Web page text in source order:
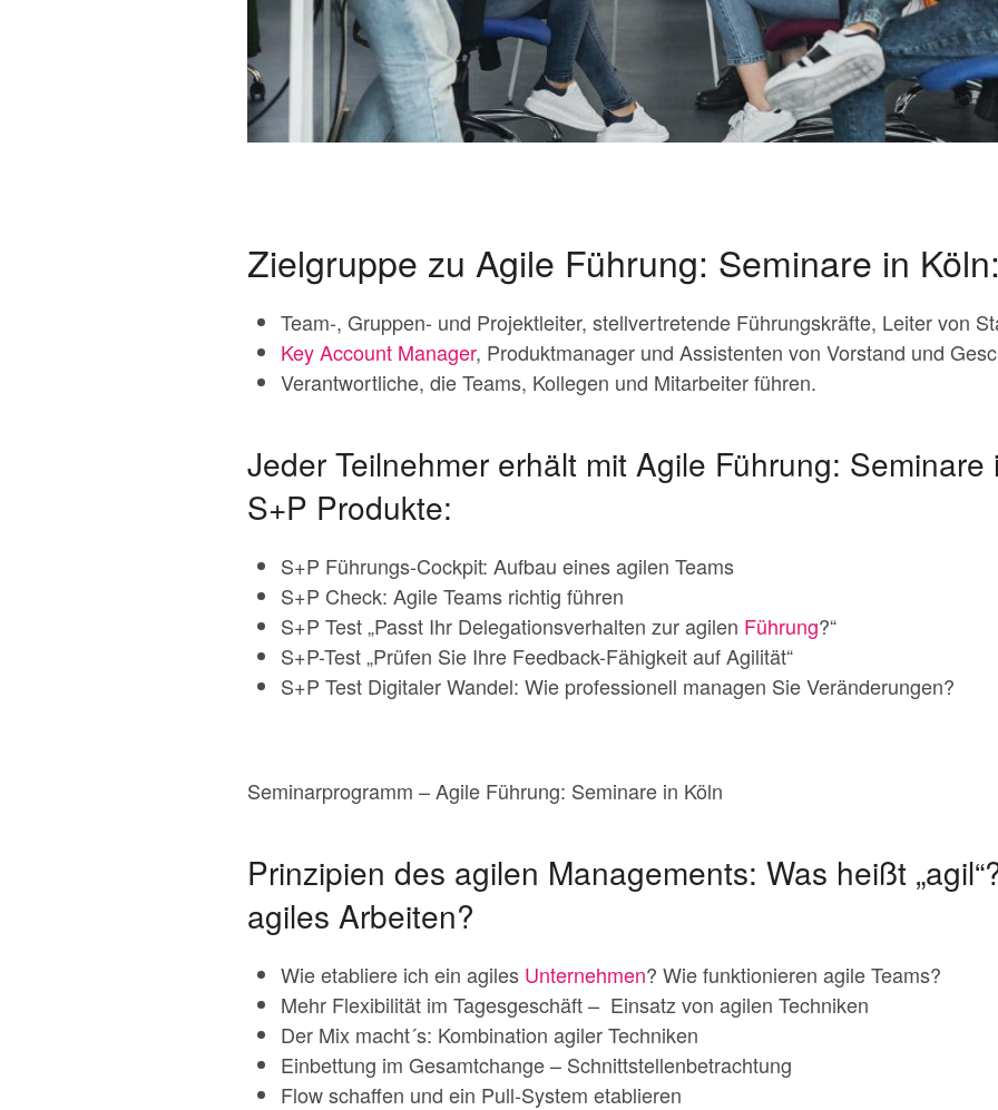
Zielgruppe zu Agile Führung: Seminare in
Team-, Gruppen- und Projektleiter, stellvertretende Führungskräfte, Leiter von
Key Account Manager, Produktmanager und Assistenten von Vorstand und
Verantwortliche, die Teams, Kollegen und Mitarbeiter führen.
Jeder Teilnehmer erhält mit Agile Führung:
S+P Produkte:
S+P Führungs-Cockpit: Aufbau eines agilen Teams
S+P Check: Agile Teams richtig führen
S+P Test „Passt Ihr Delegationsverhalten zur agilen Führung?“
S+P-Test „Prüfen Sie Ihre Feedback-Fähigkeit auf Agilität“
S+P Test Digitaler Wandel: Wie professionell managen Sie Veränderungen?
Seminarprogramm – Agile Führung: Seminare in Köln
Prinzipien des agilen Managements: Was heißt
agiles Arbeiten?
Wie etabliere ich ein agiles Unternehmen? Wie funktionieren agile Teams?
Mehr Flexibilität im Tagesgeschäft – Einsatz von agilen Techniken
Der Mix macht´s: Kombination agiler Techniken
Einbettung im Gesamtchange – Schnittstellenbetrachtung
Flow schaffen und ein Pull-System etablieren